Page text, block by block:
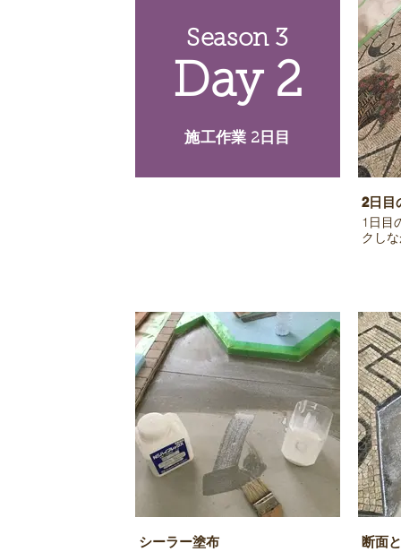
Season 3
Day 2
​施工作業 2日目
2日目
1日目
クし
シーラー塗布 断面